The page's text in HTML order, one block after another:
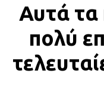
Αυτά τα
πολύ